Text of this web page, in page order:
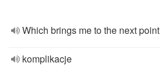
Which brings me to the next point
komplikacje